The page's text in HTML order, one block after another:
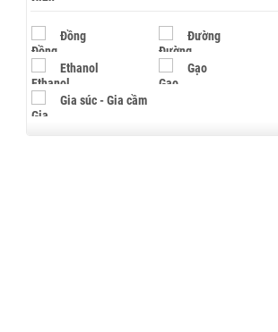
Đồng Đường
Ethanol Gạo
Gia súc - Gia cầm